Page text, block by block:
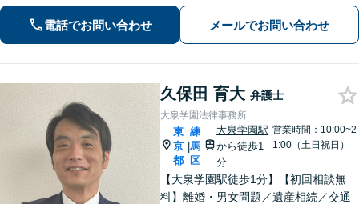
法の道筋をご案内し、無駄なやりとり
をしていただくことが無いように配慮
電話でお問い合わせ メールでお問い合わせ
久保田 育大 弁護士
大泉学園法律事務所
東
京
都
|
練
馬
区
大泉学園駅
から徒歩1
分
営業時間：10:00~2
1:00（土日祝日）
【大泉学園駅徒歩1分】【初回相談無
料】離婚・男女問題／遺産相続／交通